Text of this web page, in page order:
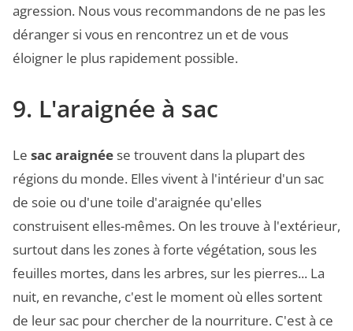
agression. Nous vous recommandons de ne pas les
déranger si vous en rencontrez un et de vous
éloigner le plus rapidement possible.
9. L'araignée à sac
Le sac araignée se trouvent dans la plupart des
régions du monde. Elles vivent à l'intérieur d'un sac
de soie ou d'une toile d'araignée qu'elles
construisent elles-mêmes. On les trouve à l'extérieur,
surtout dans les zones à forte végétation, sous les
feuilles mortes, dans les arbres, sur les pierres... La
nuit, en revanche, c'est le moment où elles sortent
de leur sac pour chercher de la nourriture. C'est à ce